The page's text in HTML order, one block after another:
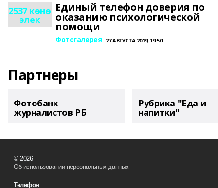
2537 көнө
элек
Единый телефон доверия по
оказанию психологической
помощи
Фотогалерея 27 АВГУСТА 2019, 19:50
Партнеры
Фотобанк
журналистов РБ
Рубрика "Еда и
напитки"
© 2026
Об использовании персональных данных
Телефон